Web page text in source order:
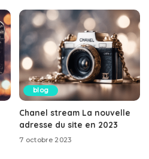
blog
Chanel stream La nouvelle
adresse du site en 2023
7 octobre 2023